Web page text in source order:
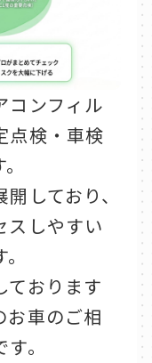
コンフィル
点検・車検
開しており、
スしやすい
ております
お車のご相
。